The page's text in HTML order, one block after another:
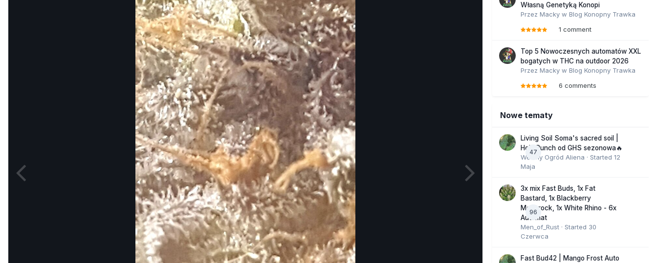
Własną Genetyką Konopi
Przez Macky w Blog Konopny Trawka
1 comment
Top 5 Nowoczesnych automatów XXL
bogatych w THC na outdoor 2026
Przez Macky w Blog Konopny Trawka
6 comments
Nowe tematy
47
Living Soil Soma's sacred soil |
Holy Punch od GHS sezonowa🔥
Wesoły Ogród Aliena · Started 12
Maja
96
3x mix Fast Buds, 1x Fat
Bastard, 1x Blackberry
Moonrock, 1x White Rhino - 6x
Automat
Men_of_Rust · Started 30
Czerwca
Fast Bud42 | Mango Frost Auto